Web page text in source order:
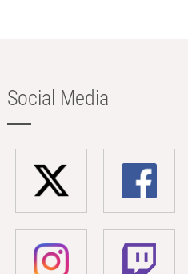
Social Media